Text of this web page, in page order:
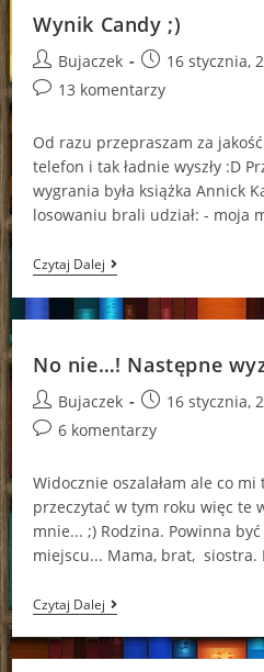
Hannah”-
Jana
Wynik Candy ;)
Post
author:
Bujaczek
Post
published:
16 stycznia,
Post13 komentarzy
Od razu przepraszam za
telefon i tak ładnie wyszły :D
wygrania była książka Annick
losowaniu brali udział: - moja
Czytaj DalejWynik
Candy
;)
No nie…! Następne
Post
author:
Bujaczek
Post
published:
16 stycznia,
Post6 komentarzy
Widocznie oszalałam ale co mi
przeczytać w tym roku więc te
mnie... ;) Rodzina. Powinna
miejscu... Mama, brat, siostra.
Czytaj DalejNo
Nie…!
Następne
Wyzwanie!